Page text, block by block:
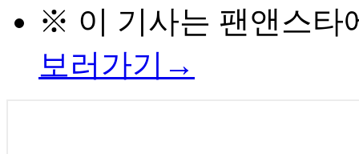
※ 이 기사는 팬앤스타
보러가기→